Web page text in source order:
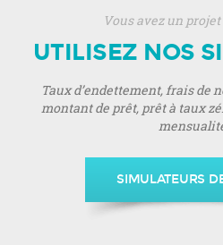
Vous avez un
UTILISEZ NOS
Taux d’endettement, frais de
montant de prêt, prêt à taux
SIMULATEURS